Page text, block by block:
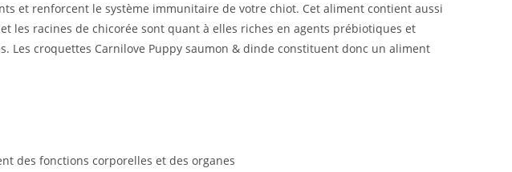
et renforcent le système immunitaire de votre chiot. Cet aliment contient aussi
les racines de chicorée sont quant à elles riches en agents prébiotiques et
Les croquettes Carnilove Puppy saumon & dinde constituent donc un aliment
des fonctions corporelles et des organes